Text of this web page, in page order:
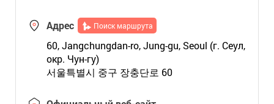
Адрес Поиск маршрута
60, Jangchungdan-ro, Jung-gu, Seoul (г. Сеул,
окр. Чун-гу)
서울특별시 중구 장충단로 60